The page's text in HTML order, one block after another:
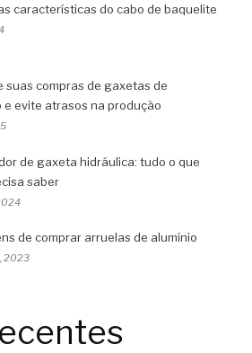
características do cabo de baquelite
suas compras de gaxetas de
e evite atrasos na produção
de gaxeta hidráulica: tudo o que
saber
de comprar arruelas de alumínio
2023